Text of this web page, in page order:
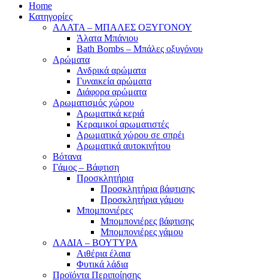
Home
Κατηγορίες
ΑΛΑΤΑ – ΜΠΑΛΕΣ ΟΞΥΓΟΝΟΥ
Άλατα Μπάνιου
Bath Bombs – Μπάλες οξυγόνου
Αρώματα
Ανδρικά αρώματα
Γυναικεία αρώματα
Διάφορα αρώματα
Αρωματισμός χώρου
Αρωματικά κεριά
Kεραμικοί αρωματιστές
Αρωματικά χώρου σε σπρέι
Aρωματικά αυτοκινήτου
Βότανα
Γάμος – Βάφτιση
Προσκλητήρια
Προσκλητήρια βάφτισης
Προσκλητήρια γάμου
Μπομπονιέρες
Μπομπονιέρες βάφτισης
Μπομπονιέρες γάμου
ΛΑΔΙΑ – ΒΟΥΤΥΡΑ
Αιθέρια έλαια
Φυτικά λάδια
Προϊόντα Περιποίησης